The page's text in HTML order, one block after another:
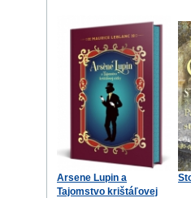
Arsene Lupin a
Tajomstvo krištáľovej